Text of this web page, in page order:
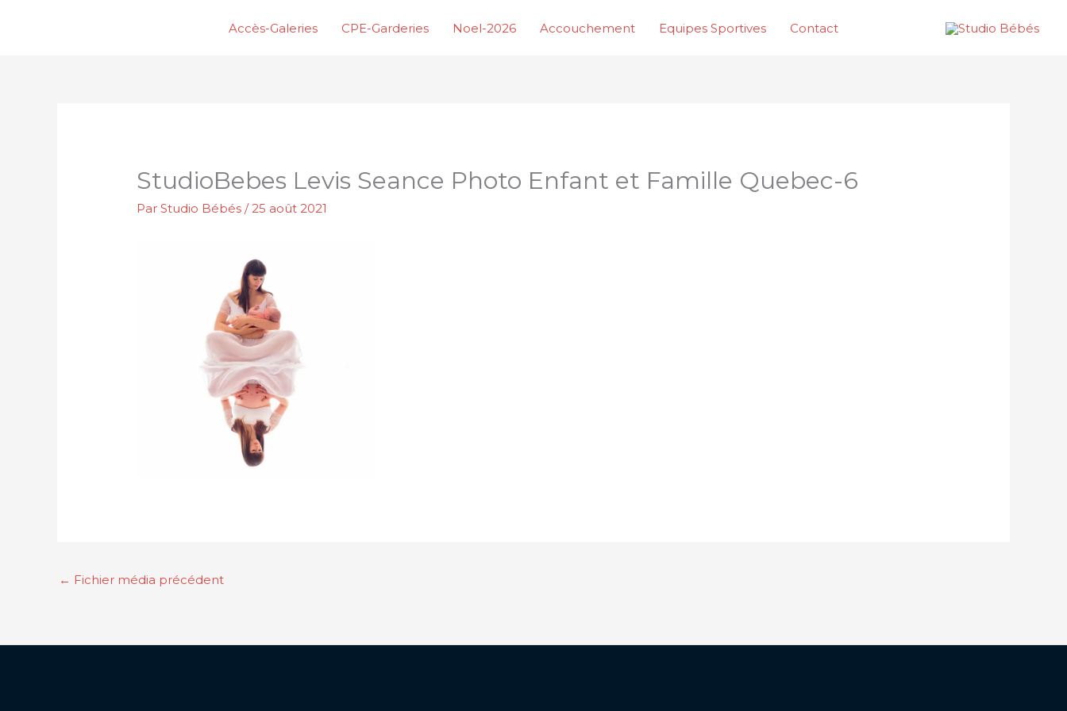
Accès-Galeries CPE-Garderies Noel-2026 Accouchement Equipes Sportives Contact
StudioBebes Levis Seance Photo Enfant et Famille Quebec-6
ParStudio Bébés/25 août 2021
← Fichier média précédent